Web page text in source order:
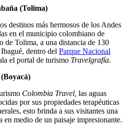
(Tolima)
destinos más hermosos de los Andes
en el municipio colombiano de
de Tolima, a una distancia de 130
dentro del Parque Nacional
el portal de turismo Travelgrafía.
Colombia Travel, las aguas
por sus propiedades terapéuticas
esto brinda a sus visitantes una
en medio de un paisaje impresionante.